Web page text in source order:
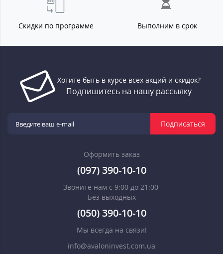
Скидки по программе Выполним в срок
Хотите быть в курсе всех акций и скидок?
Подпишитесь на нашу рассылку
Подписаться
Оформить заказ
(097) 390-10-10
Звоните нам с 9:00 до 21:00
Без выходных
(050) 390-10-10
Мы всегда на связи!
info@avaloninvest.com.ua